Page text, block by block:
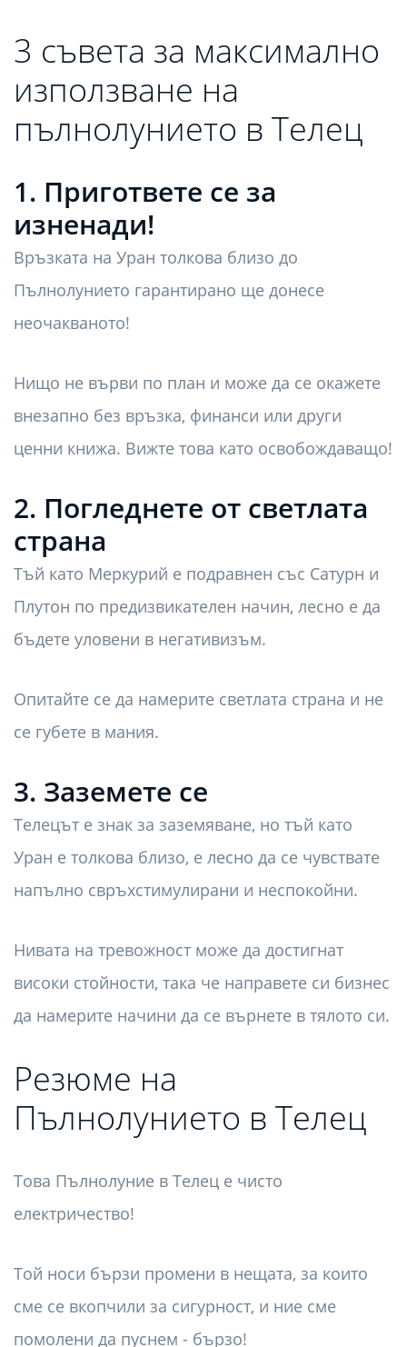
3 съвета за максимално
използване на
пълнолунието в Телец
1. Пригответе се за
изненади!
Връзката на Уран толкова близо до
Пълнолунието гарантирано ще донесе
неочакваното!
Нищо не върви по план и може да се окажете
внезапно без връзка, финанси или други
ценни книжа. Вижте това като освобождаващо!
2. Погледнете от светлата
страна
Тъй като Меркурий е подравнен със Сатурн и
Плутон по предизвикателен начин, лесно е да
бъдете уловени в негативизъм.
Опитайте се да намерите светлата страна и не
се губете в мания.
3. Заземете се
Телецът е знак за заземяване, но тъй като
Уран е толкова близо, е лесно да се чувствате
напълно свръхстимулирани и неспокойни.
Нивата на тревожност може да достигнат
високи стойности, така че направете си бизнес
да намерите начини да се върнете в тялото си.
Резюме на
Пълнолунието в Телец
Това Пълнолуние в Телец е чисто
електричество!
Той носи бързи промени в нещата, за които
сме се вкопчили за сигурност, и ние сме
помолени да пуснем - бързо!